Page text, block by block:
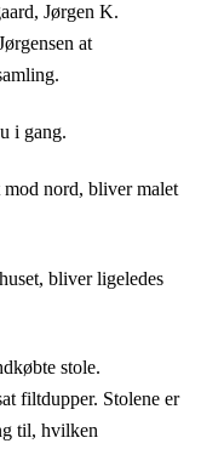
Jørgen K.
at
i gang.
nord, bliver malet
bliver ligeledes
stole.
filtdupper. Stolene er
til, hvilken